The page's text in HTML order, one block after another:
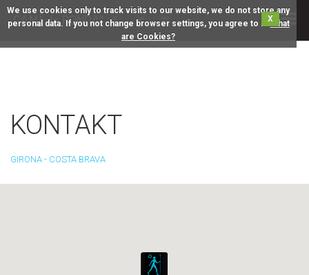
We use cookies only to track visits to our website, we do not store any
personal data. If you not change browser settings, you agree to it.XWhat
are Cookies?
KONTAKT
GIRONA - COSTA BRAVA